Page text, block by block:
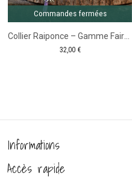
Commandes fermées
32,00 €
Informations
Accès rapide